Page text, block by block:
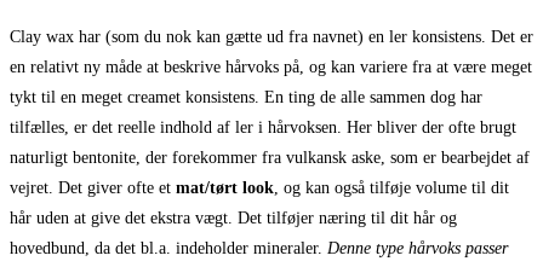
Clay wax har (som du nok kan gætte ud fra navnet) en ler konsistens. Det er
en relativt ny måde at beskrive hårvoks på, og kan variere fra at være meget
tykt til en meget creamet konsistens. En ting de alle sammen dog har
tilfælles, er det reelle indhold af ler i hårvoksen. Her bliver der ofte brugt
naturligt bentonite, der forekommer fra vulkansk aske, som er bearbejdet af
vejret. Det giver ofte et mat/tørt look , og kan også tilføje volume til dit
hår uden at give det ekstra vægt. Det tilføjer næring til dit hår og
hovedbund, da det bl.a. indeholder mineraler. Denne type hårvoks passer